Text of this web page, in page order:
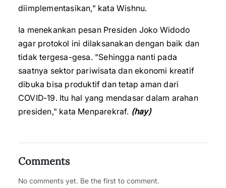
diimplementasikan," kata Wishnu.
Ia menekankan pesan Presiden Joko Widodo
agar protokol ini dilaksanakan dengan baik dan
tidak tergesa-gesa. "Sehingga nanti pada
saatnya sektor pariwisata dan ekonomi kreatif
dibuka bisa produktif dan tetap aman dari
COVID-19. Itu hal yang mendasar dalam arahan
presiden," kata Menparekraf. (hay)
Comments
No comments yet. Be the first to comment.